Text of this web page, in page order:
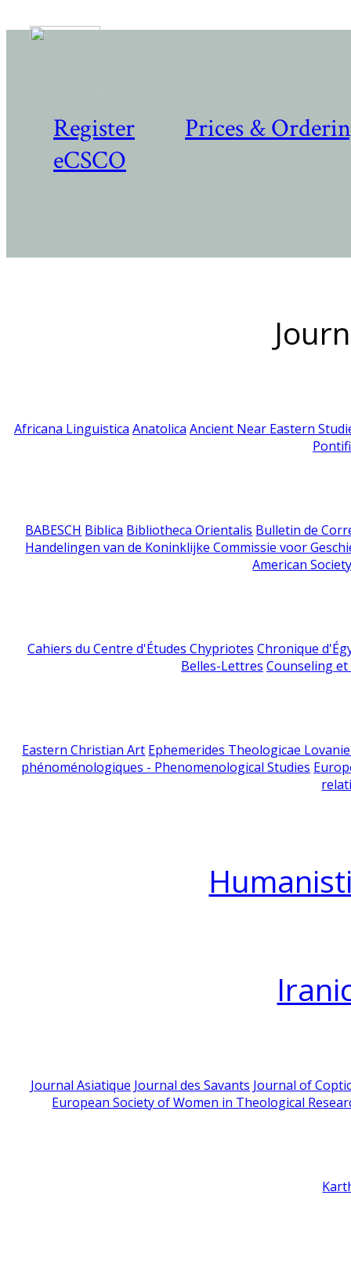
Register
Prices &
eCSCO
Africana Linguistica Anatolica Ancient Near Eastern
BABESCH Biblica Bibliotheca Orientalis Bulletin de
Handelingen van de Koninklijke Commissie voor
American
Cahiers du Centre d'Études Chypriotes Chronique
Belles-Lettres Counseling
Eastern Christian Art Ephemerides Theologicae
phénoménologiques - Phenomenological Studies
Journal Asiatique Journal des Savants Journal of
European Society of Women in Theological